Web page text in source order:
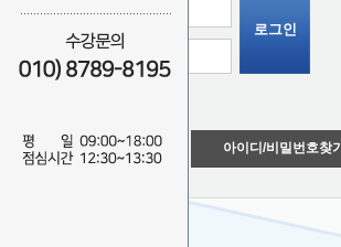
로그인
신규회원가입 아이디/비밀번호찾기